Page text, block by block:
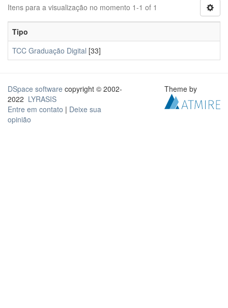
Itens para a visualização no momento 1-1 of 1
Tipo
TCC Graduação Digital [33]
DSpace software copyright © 2002-
2022 LYRASIS
Entre em contato | Deixe sua
opinião
Theme by